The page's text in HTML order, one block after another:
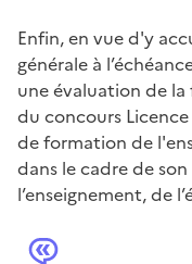
Enfin, en vue d'y
générale à
une évaluation de
du concours
de formation de
dans le cadre de
l’enseignement, de